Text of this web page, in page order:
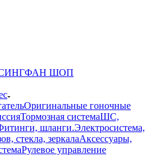
ФАН ШОП
Оригинальные гоночные
Тормозная системаШС,
шланги.Электросистема,
стекла, зеркалаАксессуары,
Рулевое управление